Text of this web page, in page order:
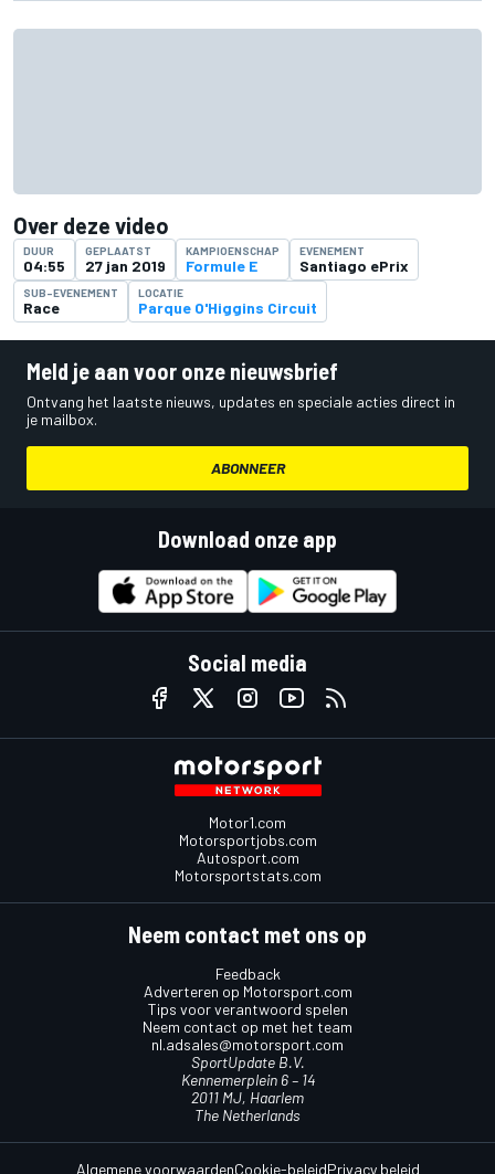
Over deze video
DUUR
04:55
GEPLAATST
27 jan 2019
KAMPIOENSCHAP
Formule E
EVENEMENT
Santiago ePrix
SUB-EVENEMENT
Race
LOCATIE
Parque O'Higgins Circuit
Meld je aan voor onze nieuwsbrief
Ontvang het laatste nieuws, updates en speciale acties direct in
je mailbox.
ABONNEER
Download onze app
Social media
Motor1.com
Motorsportjobs.com
Autosport.com
Motorsportstats.com
Neem contact met ons op
Feedback
Adverteren op Motorsport.com
Tips voor verantwoord spelen
Neem contact op met het team
nl.adsales@motorsport.com
SportUpdate B.V.
Kennemerplein 6 – 14
2011 MJ, Haarlem
The Netherlands
Algemene voorwaardenCookie-beleidPrivacy beleid